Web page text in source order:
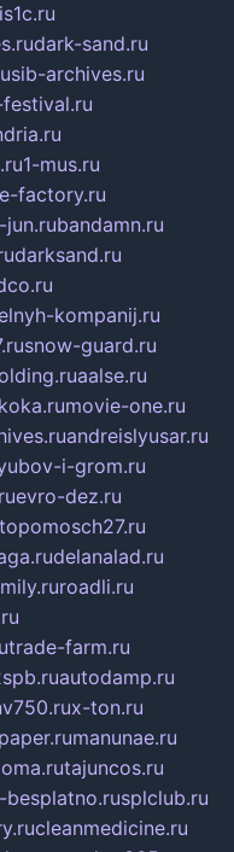
dark-sand.ru
sib-archives.ru
1-mus.ru
factory.ru
jun.rubandamn.ru
darksand.ru
kompanij.ru
snow-guard.ru
aalse.ru
movie-one.ru
andreislyusar.ru
i-grom.ru
evro-dez.ru
delanalad.ru
roadli.ru
trade-farm.ru
autodamp.ru
x-ton.ru
manunae.ru
tajuncos.ru
splclub.ru
cleanmedicine.ru